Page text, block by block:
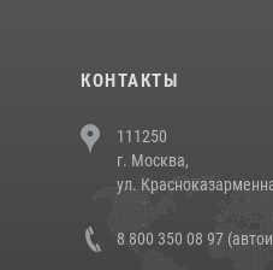
КОНТАКТЫ
111250
г. Москва,
ул.
8 800 350 08 97